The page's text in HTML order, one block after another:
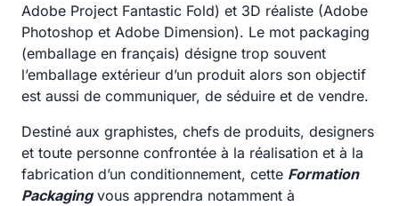
Adobe Project Fantastic Fold) et 3D réaliste (Adobe
Photoshop et Adobe Dimension). Le mot packaging
(emballage en français) désigne trop souvent
l’emballage extérieur d’un produit alors son objectif
est aussi de communiquer, de séduire et de vendre.
Destiné aux graphistes, chefs de produits, designers
et toute personne confrontée à la réalisation et à la
fabrication d’un conditionnement, cette Formation
Packagingvous apprendra notamment à